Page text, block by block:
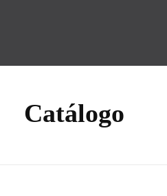
GMF
Tecnología Hidráulica
Catálogo